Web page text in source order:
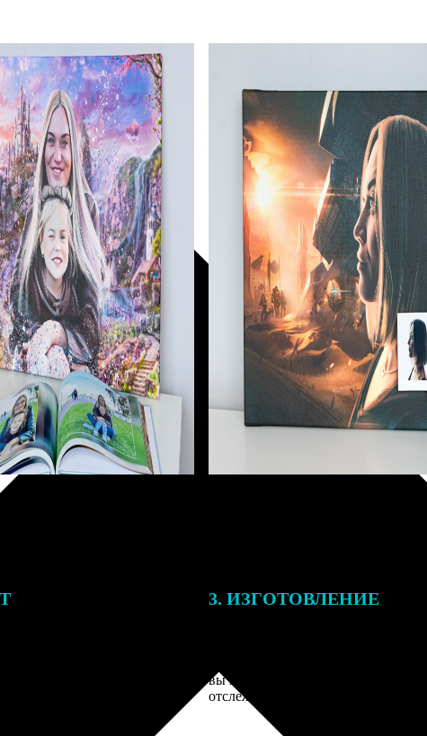
3. ИЗГОТОВЛЕНИЕ
вы получите письмо с трек-
отслеживания.